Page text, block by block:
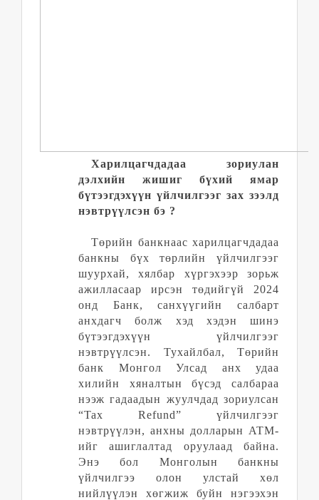
Харилцагчдадаа зориулан
дэлхийн жишиг бүхий ямар
бүтээгдэхүүн үйлчилгээг зах зээлд
нэвтрүүлсэн бэ ?
Төрийн банкнаас харилцагчдадаа
банкны бүх төрлийн үйлчилгээг
шуурхай, хялбар хүргэхээр зорьж
ажилласаар ирсэн төдийгүй 2024
онд Банк, санхүүгийн салбарт
анхдагч болж хэд хэдэн шинэ
бүтээгдэхүүн үйлчилгээг
нэвтрүүлсэн. Тухайлбал, Төрийн
банк Монгол Улсад анх удаа
хилийн хяналтын бүсэд салбараа
нээж гадаадын жуулчдад зориулсан
“Tax Refund” үйлчилгээг
нэвтрүүлэн, анхны долларын ATM-
ийг ашиглалтад оруулаад байна.
Энэ бол Монголын банкны
үйлчилгээ олон улстай хөл
нийлүүлэн хөгжиж буйн нэгээхэн